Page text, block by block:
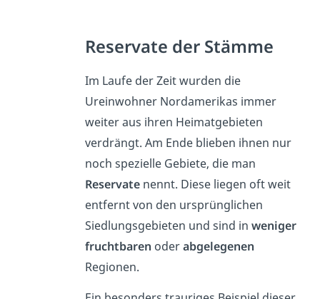
Reservate der Stämme
Im Laufe der Zeit wurden die
Ureinwohner Nordamerikas immer
weiter aus ihren Heimatgebieten
verdrängt. Am Ende blieben ihnen nur
noch spezielle Gebiete, die man
Reservate nennt. Diese liegen oft weit
entfernt von den ursprünglichen
Siedlungsgebieten und sind inweniger
fruchtbaren oderabgelegenen
Regionen.